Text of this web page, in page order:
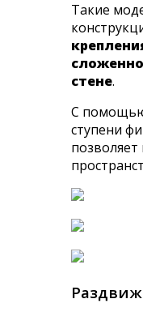
Такие
стене.
С помощью
ступени